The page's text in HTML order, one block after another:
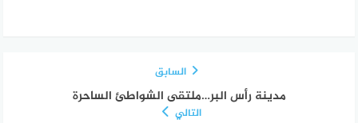
السابق
مدينة رأس البر…ملتقى الشواطئ الساحرة
التالي